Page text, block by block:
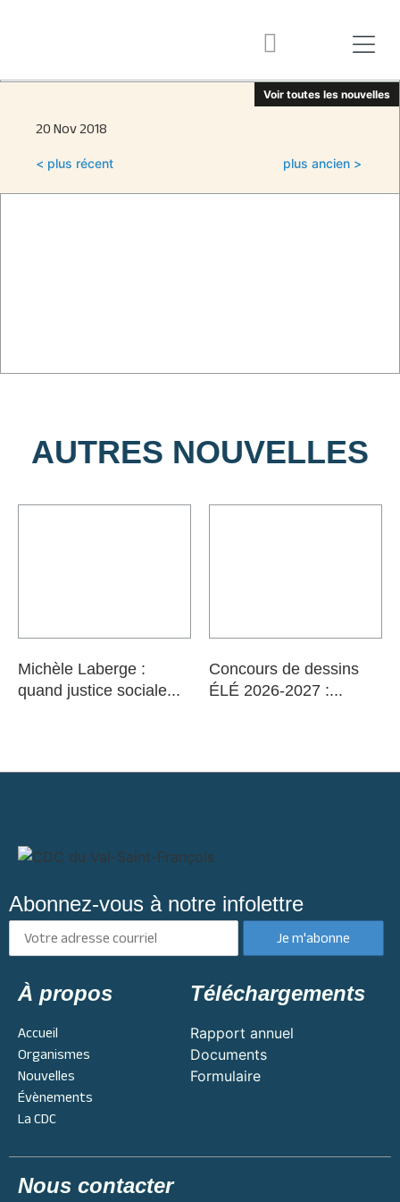
Voir toutes les nouvelles
20 Nov 2018
< plus récent plus ancien >
AUTRES NOUVELLES
Michèle Laberge :
quand justice sociale...
Concours de dessins
ÉLÉ 2026-2027 :...
Abonnez-vous à notre infolettre
À propos
Accueil
Organismes
Nouvelles
Évènements
La CDC
Téléchargements
Rapport annuel
Documents
Formulaire
Nous contacter